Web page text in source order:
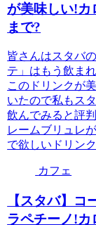
が美味しい!
まで?
皆さんはスタバ
テ」はもう飲ま
このドリンクが
いたので私もス
飲んでみると評
レームブリュレ
で欲しいドリン
カフェ
【スタバ】
ラペチーノ!